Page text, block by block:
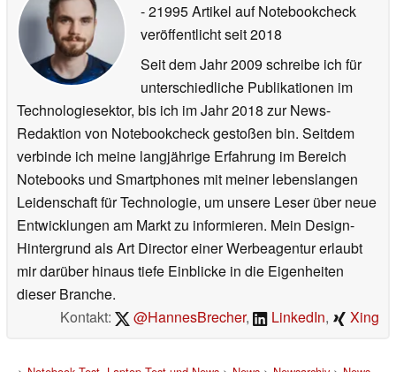
- 21995 Artikel auf Notebookcheck
veröffentlichtseit 2018
Seit dem Jahr 2009 schreibe ich für
unterschiedliche Publikationen im
Technologiesektor, bis ich im Jahr 2018 zur News-
Redaktion von Notebookcheck gestoßen bin. Seitdem
verbinde ich meine langjährige Erfahrung im Bereich
Notebooks und Smartphones mit meiner lebenslangen
Leidenschaft für Technologie, um unsere Leser über neue
Entwicklungen am Markt zu informieren. Mein Design-
Hintergrund als Art Director einer Werbeagentur erlaubt
mir darüber hinaus tiefe Einblicke in die Eigenheiten
dieser Branche.
Kontakt:
@HannesBrecher, LinkedIn, Xing